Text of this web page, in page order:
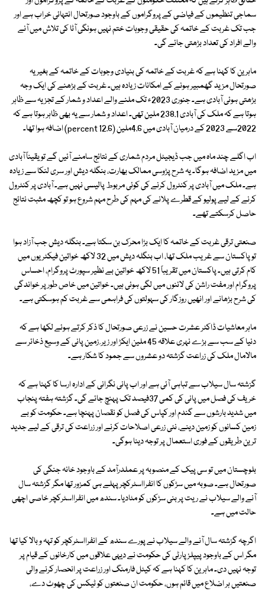
سماجی تنظیموں کے فیاضی کے پروگراموں کے باوجود صورتحال انتہائی خراب ہے اور
جب تک غربت کے خاتمہ کی حقیقی وجوہات ختم نہیں ہونگی آٹا کی تلاش میں آنے
والے افراد کی تعداد بڑھتی جائے گی۔
ماہرین کا کہنا ہے کہ غربت کے خاتمہ کی بنیادی وجوہات کے خاتمہ کے بغیر یہ
صورتحال مزید گھمبیر ہونے کے امکانات زیادہ ہیں۔ غربت کے بڑھنے کی ایک وجہ
بڑھتی ہوئی آبادی ہے۔ جنوری 2023ء تک ملنے والے اعداد و شمار کے تجزیہ سے ظاہر
ہوتا ہے کہ ملک کی آبادی 238.1 ملین تھی۔ اعداد و شمار سے یہ بھی ظاہر ہوتا ہے کہ
2022سے 2023 کے درمیان آبادی میں 4.6ملین (12.6 percent) اضافہ ہوا تھا۔
اب اگلے چند ماہ میں جب ڈیجیٹل مردم شماری کے نتائج سامنے آئیں گے تو یقیناً آبادی
میں مزید اضافہ ہوگا۔ یہ شرح پڑوسی ممالک بھارت، بنگلہ دیش اور سری لنکا سے زیادہ
ہے۔ ملک میں آبادی پر کنٹرول کرنے کی کوئی مربوط پالیسی نہیں ہے۔ آبادی پر کنٹرول
کرنے کے لیے پولیو کے قطرے پلانے کی مہم کی طرح مہم شروع ہو تو کچھ مثبت نتائج
حاصل کرسکتے تھے۔
صنعتی ترقی غربت کے خاتمہ کا ایک بڑا محرک بن سکتا ہے۔ بنگلہ دیش جب آزاد ہوا
تو پاکستان سے غریب ملک تھا، اب بنگلہ دیش میں 32 لاکھ خواتین فیکٹریوں میں
کام کرتی ہیں۔ پاکستان میں تقریباً 51 لاکھ خواتین بے نظیر سپورٹ پروگرام، احساس
پروگرام اور مفت راشن کی لائنوں میں لگی ہوئی ہیں۔ خواتین میں خاص طور پر خواندگی
کی شرح بڑھانے اور انھیں روزگار کی سہولتوں کی فراہمی سے غربت کم ہوسکتی ہے۔
ماہر معاشیات ڈاکٹر عشرت حسین نے زرعی صورتحال کا ذکر کرتے ہوئے لکھا ہے کہ
دنیا کے سب سے بڑے نہری علاقہ 45 ملین ایکڑ اور زیر ِ زمین پانی کے وسیع ذخائر سے
مالامال ملک کی زراعت گزشتہ دو عشروں سے جمود کا شکار ہے۔
گزشتہ سال سیلاب سے تباہی آئی ہے اور اب پانی نگرانی کے ادارہ ارسا کا کہنا ہے کہ
خریف کی فصل میں پانی کی کمی 37فیصد تک پہنچ جائے گی۔ گزشتہ ہفتہ پنجاب
میں شدید بارشوں سے گندم اور کپاس کی فصل کو نقصان پہنچا ہے۔ حکومت کو بے
زمین کسانوں کو زمین دینے، نئی زرعی اصلاحات کرنے اور زراعت کی ترقی کے لیے جدید
ترین طریقوں کے فوری استعمال پر توجہ دینا ہوگی۔
بلوچستان میں تو سی پیک کے منصوبہ پر عملدرآمد کے باوجود خانہ جنگی کی
صورتحال ہے۔ صوبہ میں سڑکوں کا انفرااسٹرکچر پہلے ہی کمزور تھا مگر گزشتہ سال
آنے والے سیلاب نے ریت پر بنی سڑکوں کو مٹادیا۔ سندھ میں انفرااسٹرکچر خاصی اچھی
حالت میں ہے۔
اگرچہ گزشتہ سال آنے والے سیلاب نے پورے سندھ کے انفرااسٹرکچر کو تہہ و بالا کیا تھا
مگر اس کے باوجود پیپلز پارٹی کی حکومت نے دیہی علاقوں میں کارخانوں کے قیام پر
توجہ نہیں دی۔ ماہرین کا کہنا ہے کہ کیٹل فارمنگ اور زراعت پر انحصار کرنے والی
صنعتیں ہر اضلاع میں قائم ہوں، حکومت ان صنعتوں کو ٹیکس کی چھوٹ دے،